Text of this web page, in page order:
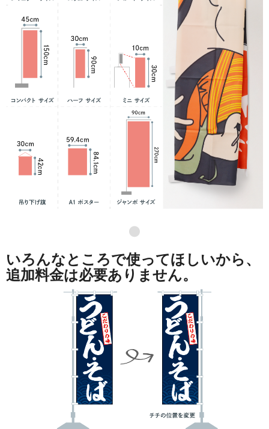
●
いろんなところで使ってほしいから、
追加料金は必要ありません。